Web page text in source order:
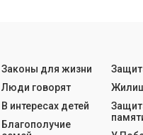
Законы для жизни
Люди говорят
В интересах детей
Благополучие